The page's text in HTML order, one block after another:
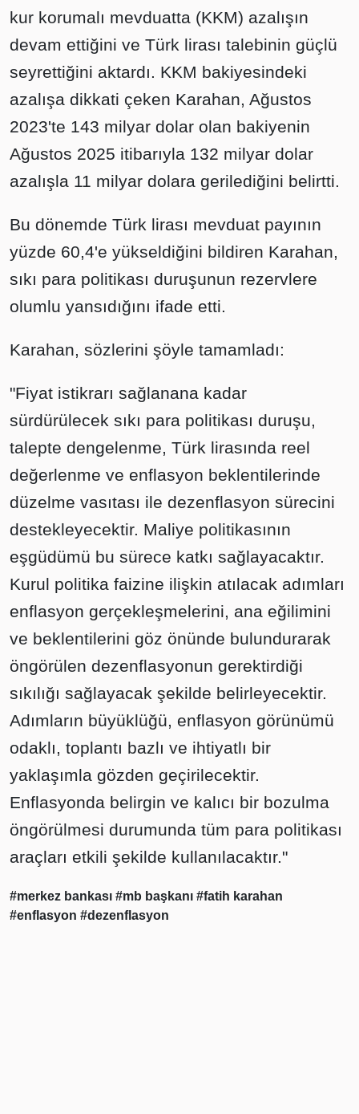
kur korumalı mevduatta (KKM) azalışın
devam ettiğini ve Türk lirası talebinin güçlü
seyrettiğini aktardı. KKM bakiyesindeki
azalışa dikkati çeken Karahan, Ağustos
2023'te 143 milyar dolar olan bakiyenin
Ağustos 2025 itibarıyla 132 milyar dolar
azalışla 11 milyar dolara gerilediğini belirtti.
Bu dönemde Türk lirası mevduat payının
yüzde 60,4'e yükseldiğini bildiren Karahan,
sıkı para politikası duruşunun rezervlere
olumlu yansıdığını ifade etti.
Karahan, sözlerini şöyle tamamladı:
"Fiyat istikrarı sağlanana kadar
sürdürülecek sıkı para politikası duruşu,
talepte dengelenme, Türk lirasında reel
değerlenme ve enflasyon beklentilerinde
düzelme vasıtası ile dezenflasyon sürecini
destekleyecektir. Maliye politikasının
eşgüdümü bu sürece katkı sağlayacaktır.
Kurul politika faizine ilişkin atılacak adımları
enflasyon gerçekleşmelerini, ana eğilimini
ve beklentilerini göz önünde bulundurarak
öngörülen dezenflasyonun gerektirdiği
sıkılığı sağlayacak şekilde belirleyecektir.
Adımların büyüklüğü, enflasyon görünümü
odaklı, toplantı bazlı ve ihtiyatlı bir
yaklaşımla gözden geçirilecektir.
Enflasyonda belirgin ve kalıcı bir bozulma
öngörülmesi durumunda tüm para politikası
araçları etkili şekilde kullanılacaktır."
#merkez bankası #mb başkanı #fatih karahan
#enflasyon #dezenflasyon